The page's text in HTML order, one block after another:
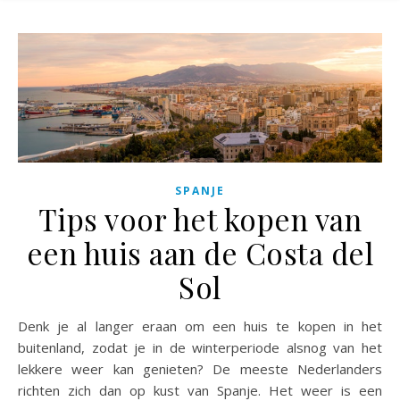
SPANJE
Tips voor het kopen van
een huis aan de Costa del
Sol
Denk je al langer eraan om een huis te kopen in het
buitenland, zodat je in de winterperiode alsnog van het
lekkere weer kan genieten? De meeste Nederlanders
richten zich dan op kust van Spanje. Het weer is een